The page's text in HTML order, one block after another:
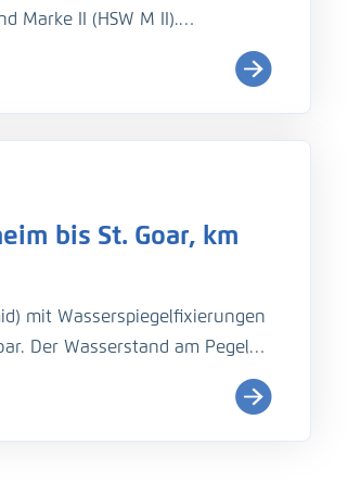
Marke II (HSW M II).
bis St. Goar, km
mit Wasserspiegelfixierungen
Der Wasserstand am Pegel